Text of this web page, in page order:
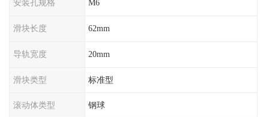
安装孔规格 M6
滑块长度 62mm
导轨宽度 20mm
滑块类型 标准型
滚动体类型 钢球